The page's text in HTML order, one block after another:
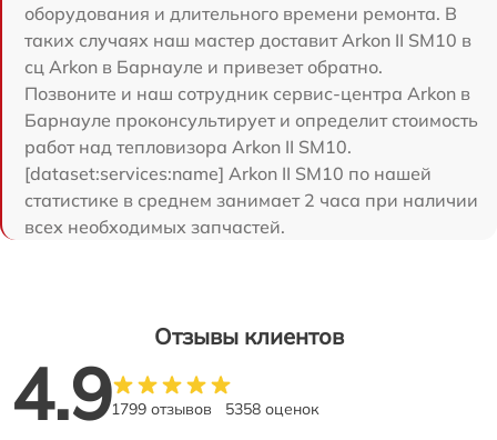
оборудования и длительного времени ремонта. В
таких случаях наш мастер доставит Arkon II SM10 в
сц Arkon в Барнауле и привезет обратно.
Позвоните и наш сотрудник сервис-центра Arkon в
Барнауле проконсультирует и определит стоимость
работ над тепловизора Arkon II SM10.
[dataset:services:name] Arkon II SM10 по нашей
статистике в среднем занимает 2 часа при наличии
всех необходимых запчастей.
Отзывы клиентов
4.91799 отзывов 5358 оценок